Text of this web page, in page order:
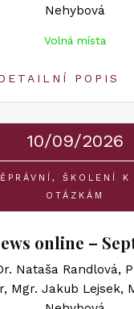
Nehybová
Volná místa
POPIS
10/09/2026
ŠKOLENÍ K
OTÁZKÁM
online –
Nataša Randlová,
Mgr. Jakub Lejsek